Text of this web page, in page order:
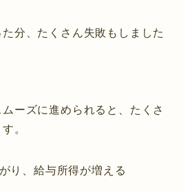
た分、たくさん失敗もしました
ーズに進められると、たくさ
。
り、給与所得が増える